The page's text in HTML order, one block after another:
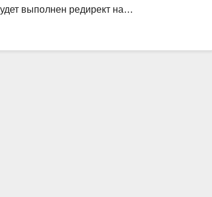
выполнен редирект на…